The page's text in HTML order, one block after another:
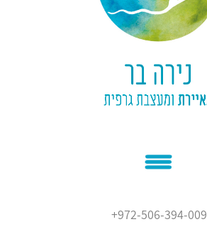
אודותיי
+972-506-394-009